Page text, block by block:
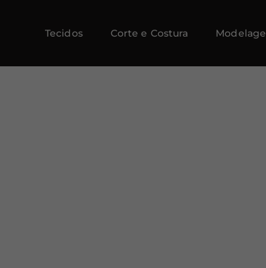
Tecidos Corte e Costura